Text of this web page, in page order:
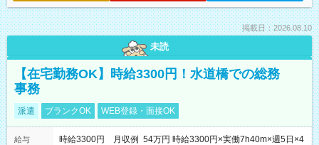
掲載日：2026.08.10
未読
【在宅勤務OK】時給3300円！水道橋での総務
事務
派遣 ブランクOK WEB登録・面接OK
給与
時給3300円 月収例 54万円 時給3300円×実働7h40m×週5日×4